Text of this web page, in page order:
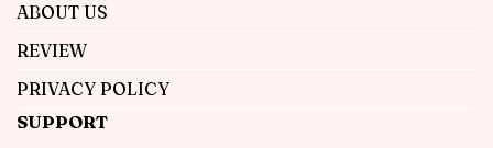
ABOUT US
REVIEW
PRIVACY POLICY
SUPPORT